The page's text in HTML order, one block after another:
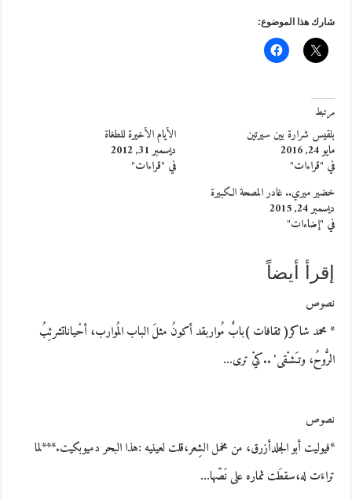
شارك هذا الموضوع:
مرتبط
بلقيس شرارة بين سيرتين
مايو 24, 2016
في "قراءات"
الأيام الأخيرة للطغاة
ديسمبر 31, 2012
في "قراءات"
خضير ميري.. غادر المصحة الكبيرة
ديسمبر 24, 2015
في "إضاءات"
إقرأ أيضاً
نصوص
* محمد شاكر( ثقافات )بابٌ مُواربقد أكونُ مثلَ الباب المُوارب، أحْياناتشرئِبُ
الرُّوحُ، وتـَشـْقى' ..كيْ ترى…
نصوص
*فيوليت أبو الجلدأزرق، من مخمل الشِعر،قلت لعينيه :هذا البحر دميوبكيت.***لما
تراءَت له،سقطَت ثماره على نَصّها…